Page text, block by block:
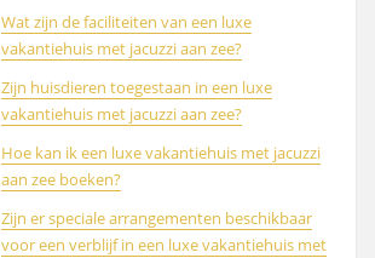
Wat zijn de faciliteiten van een luxe
vakantiehuis met jacuzzi aan zee?
Zijn huisdieren toegestaan in een luxe
vakantiehuis met jacuzzi aan zee?
Hoe kan ik een luxe vakantiehuis met jacuzzi
aan zee boeken?
Zijn er speciale arrangementen beschikbaar
voor een verblijf in een luxe vakantiehuis met